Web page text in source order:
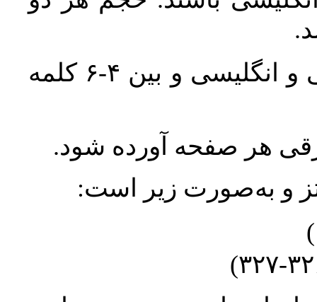
واژگان کلیدی بلافاصله پس از چکیده فارسی و انگلیسی و بین ۴-۶ کلمه
هر صفحه آورده شود.
و به‌صورت زیر است: